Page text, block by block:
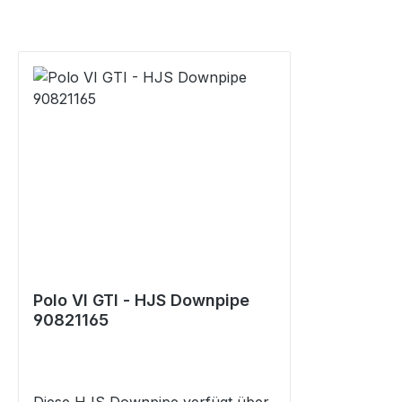
Polo VI GTI - HJS Downpipe
90821165